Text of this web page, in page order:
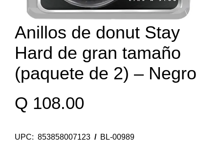
Anillos de donut Stay
Hard de gran tamaño
(paquete de 2) – Negro
Q 108.00
UPC: 853858007123 / BL-00989